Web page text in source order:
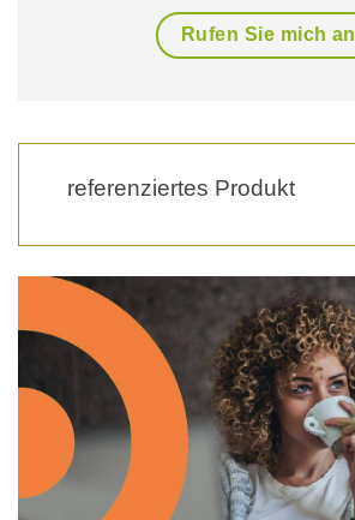
Rufen Sie mich an
referenziertes Produkt